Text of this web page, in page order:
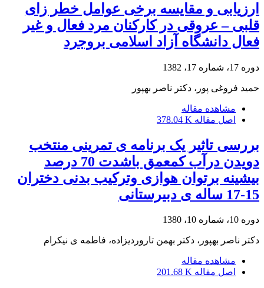
ارزیابی و مقایسه برخی عوامل خطر زای
قلبی – عروقی در کارکنان مرد فعال و غیر
فعال دانشگاه آزاد اسلامی بروجرد
دوره 17، شماره 17، 1382
حمید فروغی پور، دکتر ناصر بهپور
مشاهده مقاله
اصل مقاله 378.04 K
بررسی تاثیر یک برنامه ی تمرینی منتخب
دویدن درآب کمعمق باشدت 70 درصد
بیشینه برتوان هوازی وترکیب بدنی دختران
15-17 ساله ی دبیرستانی
دوره 10، شماره 10، 1380
دکتر ناصر بهپور، دکتر بهمن تاروردیزاده، فاطمه ی نیکرام
مشاهده مقاله
اصل مقاله 201.68 K